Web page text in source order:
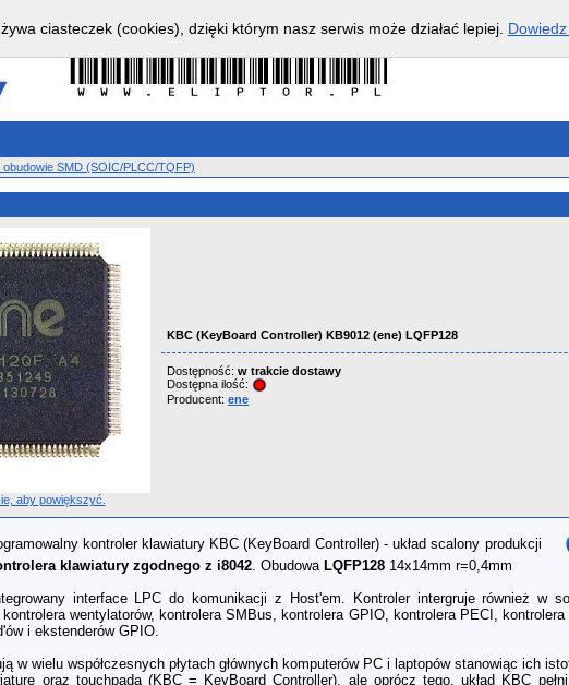
obudowie SMD (SOIC/PLCC/TQFP)
aby powiększyć.
KBC (KeyBoard Controller) KB9012 (ene) LQFP128
Dostępność: w trakcie dostawy
Dostępna ilość:
Producent: ene
kontroler klawiatury KBC (KeyBoard Controller) - układ scalony produkcji
klawiatury zgodnego z i8042. ObudowaLQFP128 14x14mm r=0,4mm
interface LPC do komunikacji z Host'em. Kontroler intergruje również w
wentylatorów, kontrolera SMBus, kontrolera GPIO, kontrolera PECI,
i ekstenderów GPIO.
w wielu współczesnych płytach głównych komputerów PC i laptopów stanowiąc ich
oraz touchpada (KBC = KeyBoard Controller), ale oprócz tego, układ KBC
ciasteczek (cookies), dzięki którym nasz serwis może działać lepiej.